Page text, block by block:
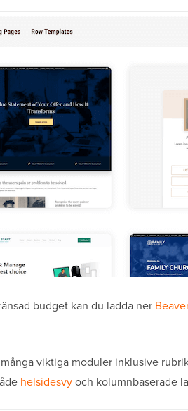
budget kan du ladda ner
viktiga moduler inklusive
helsidesvyoch kolumnbaserade